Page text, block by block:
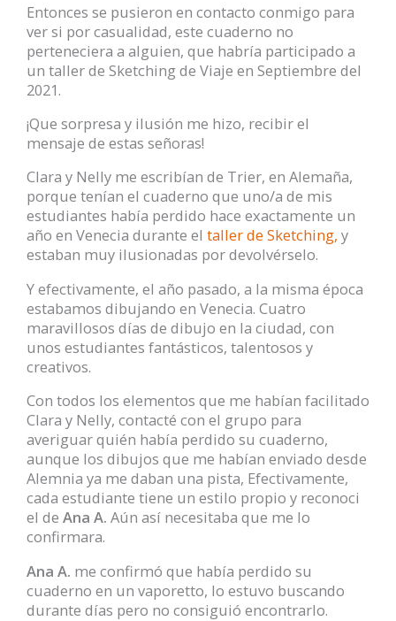
Entonces se pusieron en contacto conmigo para
ver si por casualidad, este cuaderno no
perteneciera a alguien, que habría participado a
un taller de Sketching de Viaje en Septiembre del
2021.
¡Que sorpresa y ilusión me hizo, recibir el
mensaje de estas señoras!
Clara y Nelly me escribían de Trier, en Alemaña,
porque tenían el cuaderno que uno/a de mis
estudiantes había perdido hace exactamente un
año en Venecia durante el taller de Sketching, y
estaban muy ilusionadas por devolvérselo.
Y efectivamente, el año pasado, a la misma época
estabamos dibujando en Venecia. Cuatro
maravillosos días de dibujo en la ciudad, con
unos estudiantes fantásticos, talentosos y
creativos.
Con todos los elementos que me habían facilitado
Clara y Nelly, contacté con el grupo para
averiguar quién había perdido su cuaderno,
aunque los dibujos que me habían enviado desde
Alemnia ya me daban una pista, Efectivamente,
cada estudiante tiene un estilo propio y reconoci
el de Ana A. Aún así necesitaba que me lo
confirmara.
Ana A. me confirmó que había perdido su
cuaderno en un vaporetto, lo estuvo buscando
durante días pero no consiguió encontrarlo.